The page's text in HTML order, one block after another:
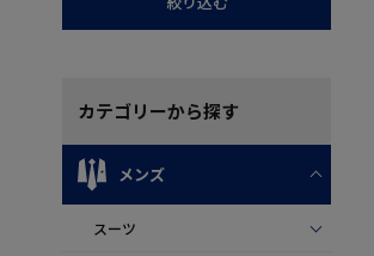
カテゴリーから探す
メンズ
スーツ